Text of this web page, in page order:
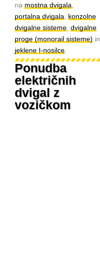
na mostna dvigala
portalna dvigala
konzolne
dvigalne sisteme dvigalne
proge (monorail sisteme) in
jeklene I-nosilce
Ponudba
električnih
dvigal z
vozičkom